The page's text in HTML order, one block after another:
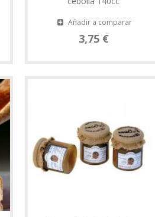
Añadir a comparar
3,75 €